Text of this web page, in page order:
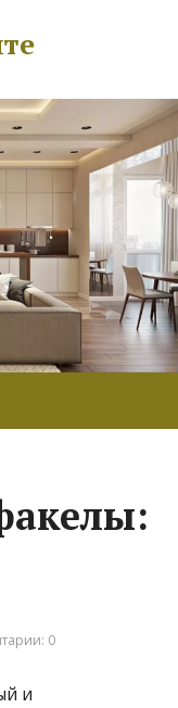
0
и